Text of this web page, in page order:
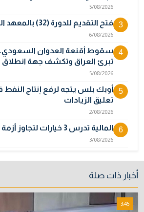
5/08/2026
3 فتح التقديم للدورة (32) بالمعهد العالي للأمن
6/08/2026
4
سقوط أقنعة العدوان السعودي..
تبرئ العراق وتكشف جهة انطلاق
5/08/2026
5
أوبك بلس يتجه لرفع إنتاج
تعليق الزيادات
2/08/2026
6 المالية تدرس 3 خيارات لتجاوز أزمة رواتب الموظفين
3/08/2026
31/07/2026
8
بغداد
أخبار ذات صلة
3:45